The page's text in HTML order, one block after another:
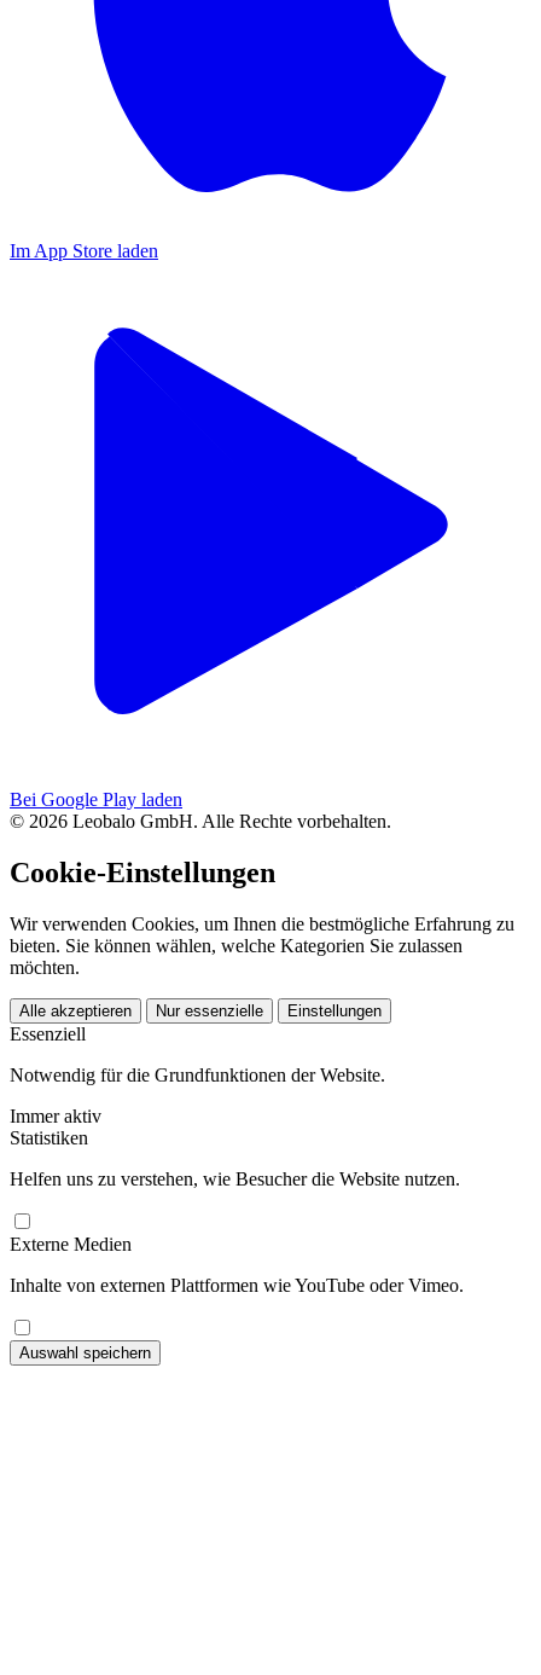
Im App Store laden
Bei Google Play laden
© 2026 Leobalo GmbH. Alle Rechte vorbehalten.
Cookie-Einstellungen
Wir verwenden Cookies, um Ihnen die bestmögliche Erfahrung zu
bieten. Sie können wählen, welche Kategorien Sie zulassen
möchten.
Alle akzeptieren Nur essenzielle Einstellungen
Essenziell
Notwendig für die Grundfunktionen der Website.
Immer aktiv
Statistiken
Helfen uns zu verstehen, wie Besucher die Website nutzen.
Externe Medien
Inhalte von externen Plattformen wie YouTube oder Vimeo.
Auswahl speichern